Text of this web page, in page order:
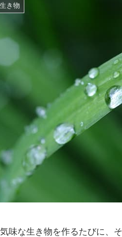
き物
味な生き物を作るたびに、